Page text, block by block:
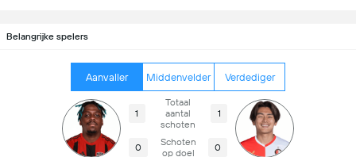
Belangrijke spelers
Aanvaller Middenvelder Verdediger
1
Totaal
aantal
schoten
1
0
Schoten
op doel
0